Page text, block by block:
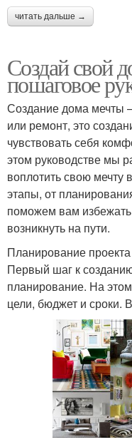
читать дальше →
Создай свой
пошаговое
Создание дома мечты
или ремонт, это
чувствовать себя
этом руководстве мы
воплотить свою мечту
этапы, от
поможем вам
возникнуть на пути.
Планирование проекта
Первый шаг к
планирование. На
цели, бюджет и сроки.